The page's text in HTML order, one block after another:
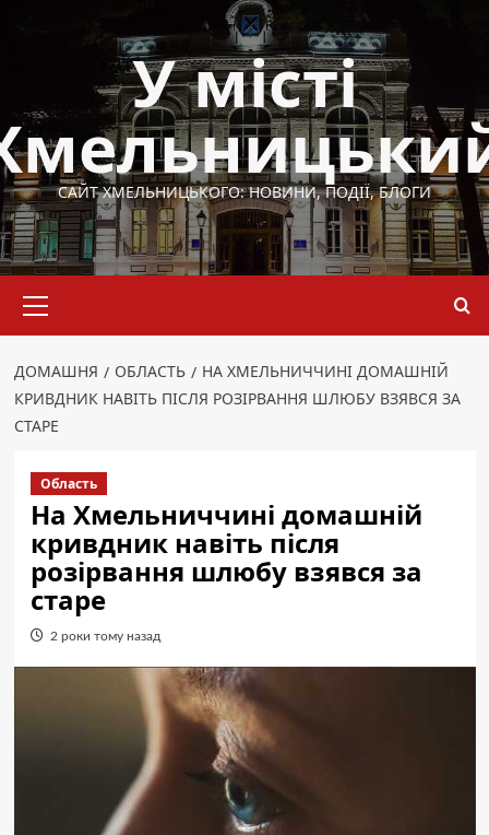
У місті
САЙТ ХМЕЛЬНИЦЬКОГО: НОВИНИ, ПОДІЇ, БЛОГИ
меню
ДОМАШНЯ ОБЛАСТЬ
НА ХМЕЛЬНИЧЧИНІ ДОМАШНІЙ
КРИВДНИК НАВІТЬ ПІСЛЯ РОЗІРВАННЯ ШЛЮБУ ВЗЯВСЯ ЗА
СТАРЕ
Область
На Хмельниччині домашній
кривдник навіть після
розірвання шлюбу взявся за
старе
2 роки тому назад